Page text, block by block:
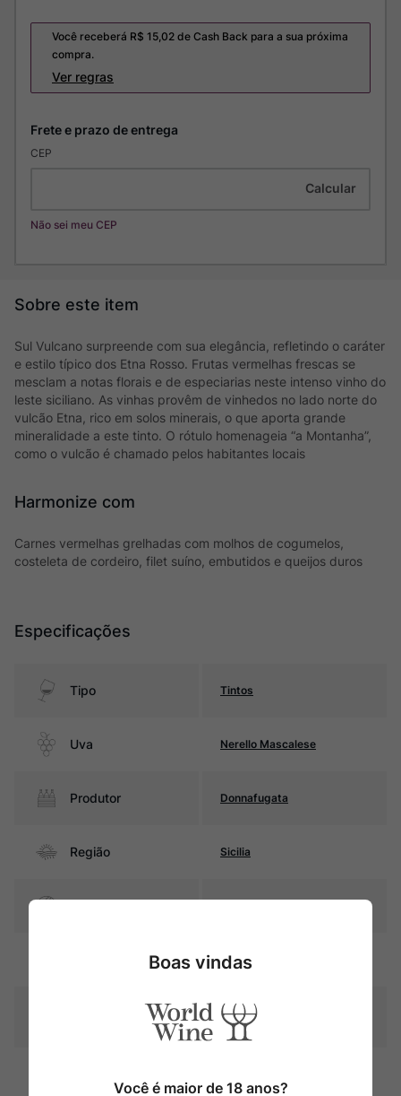
Você receberá R$ 15,02 de Cash Back para a sua próxima
compra.
Ver regras
CEP
Não sei meu CEP
Sul Vulcano surpreende com sua elegância, refletindo o caráter
e estilo típico dos Etna Rosso. Frutas vermelhas frescas se
mesclam a notas florais e de especiarias neste intenso vinho do
leste siciliano. As vinhas provêm de vinhedos no lado norte do
vulcão Etna, rico em solos minerais, o que aporta grande
mineralidade a este tinto. O rótulo homenageia “a Montanha”,
como o vulcão é chamado pelos habitantes locais
Harmonize com
Carnes vermelhas grelhadas com molhos de cogumelos,
costeleta de cordeiro, filet suíno, embutidos e queijos duros
Especificações
Tipo Tintos
Uva Nerello Mascalese
Produtor Donnafugata
Região Sicilia
Rubi com reflexos granada
Graduação Alcóoli
14,0%
Amadurecimento
carvalho francês (parte do
Boas vindas
Você é maior de 18 anos?